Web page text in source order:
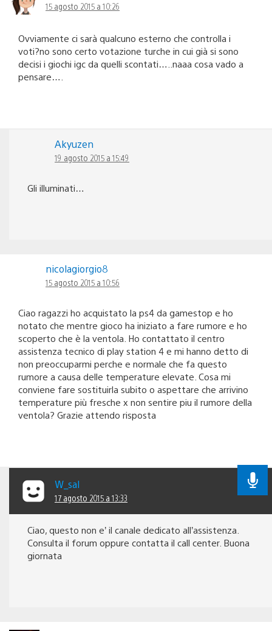
15 agosto 2015 a 10:26
Ovviamente ci sarà qualcuno esterno che controlla i
voti?no sono certo votazione turche in cui già si sono
decisi i giochi igc da quelli scontati…..naaa cosa vado a
pensare….
Akyuzen
19 agosto 2015 a 15:49
Gli illuminati…
nicolagiorgio8
15 agosto 2015 a 10:56
Ciao ragazzi ho acquistato la ps4 da gamestop e ho
notato che mentre gioco ha iniziato a fare rumore e ho
scoperto che è la ventola. Ho contattato il centro
assistenza tecnico di play station 4 e mi hanno detto di
non preoccuparmi perche e normale che fa questo
rumore a causa delle temperature elevate. Cosa mi
conviene fare sostituirla subito o aspettare che arrivino
temperature più fresche x non sentire piu il rumore della
ventola? Grazie attendo risposta
W_sal
17 agosto 2015 a 13:33
Ciao, questo non e’ il canale dedicato all’assistenza.
Consulta il forum oppure contatta il call center. Buona
giornata